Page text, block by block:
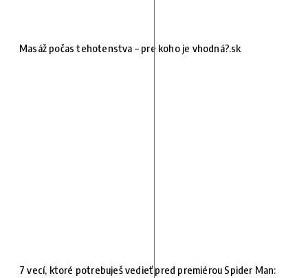
Masáž počas tehotenstva – pre koho je vhodná?.sk
7 vecí, ktoré potrebuješ vedieť pred premiérou Spider Man: